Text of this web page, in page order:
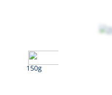
150g